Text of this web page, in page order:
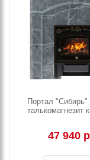
Портал "Сибирь"
талькомагнезит
47 940